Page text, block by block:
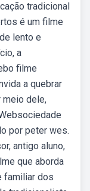
tradicional
é um filme
lento e
a
filme
a quebrar
dele,
por peter wes.
antigo aluno,
que aborda
familiar dos